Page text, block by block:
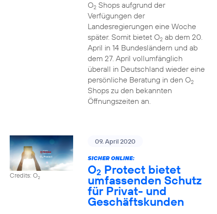
O2Shops aufgrund der
Verfügungen der
Landesregierungen eine Woche
später. Somit bietet O2ab dem 20.
April in 14 Bundesländern und ab
dem 27. April vollumfänglich
überall in Deutschland wieder eine
persönliche Beratung in den O2
Shops zu den bekannten
Öffnungszeiten an.
Credits: O2
09. April 2020
SICHER ONLINE:
O2 Protect bietet
umfassenden Schutz
für Privat- und
Geschäftskunden